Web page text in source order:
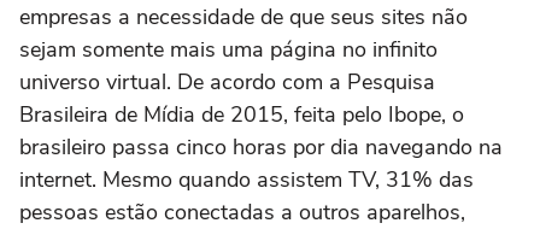
empresas a necessidade de que seus sites não
sejam somente mais uma página no infinito
universo virtual. De acordo com a Pesquisa
Brasileira de Mídia de 2015, feita pelo Ibope, o
brasileiro passa cinco horas por dia navegando na
internet. Mesmo quando assistem TV, 31% das
pessoas estão conectadas a outros aparelhos,